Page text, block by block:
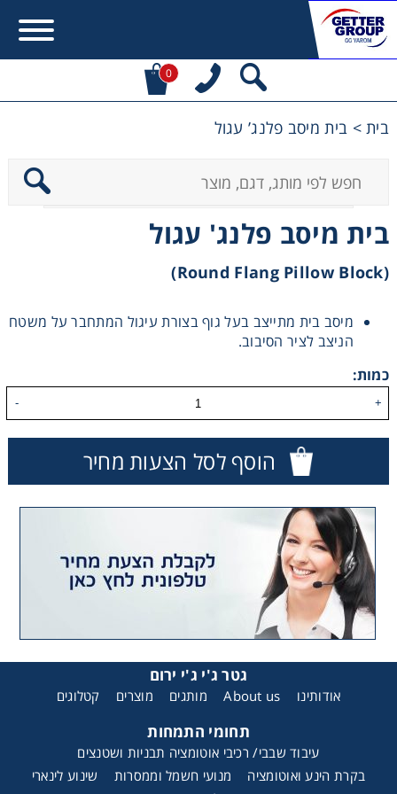
0
בית> בית מיסב פלנג’ עגול
בית מיסב פלנג' עגול
(Round Flang Pillow Block)
מיסב בית מתייצב בעל גוף בצורת עיגול המתחבר על משטח
הניצב לציר הסיבוב.
כמות:
+
-
הוסף לסל הצעות מחיר
גטר ג'י ג'י ירום
אודותינו About us מותגים מוצרים קטלוגים
תחומי התמחות
עיבוד שבבי/ רכיבי אוטומציה תבניות ושטנצים
בקרת הינע ואוטומציה
מנועי חשמל וממסרות
שינוע לינארי
Contact form not found.
מעונין לקבל הצעת מחיר או מידע עבור:
מקשרים, מצמדים ובלמים
מנועי חשמל וממסרות
מיסבים ובתי מיסב
שרשראות, גלגלי שרשרת וגלגלי שיניים
רצועות וי, רצועות תזמון וגלגלים
שינוע ליניארי
עיבוד שבבי/רכיבי אוטומציה, תבניות ושטנצים
פיקוד ובקרה
רשתות ואביזרי מסוע